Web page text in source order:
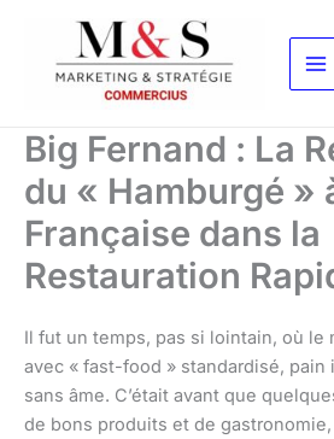
contenu
Big Fernand : La
du « Hamburgé »
Française dans la
Restauration
Il fut un temps, pas si lointain, où le
avec « fast-food » standardisé,
sans âme. C’était avant que
de bons produits et de